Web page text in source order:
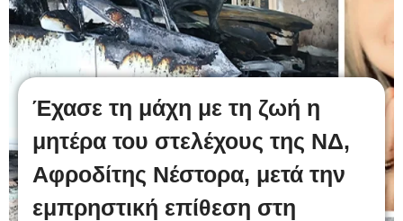
Έχασε τη μάχη με τη ζωή η
μητέρα του στελέχους της ΝΔ,
Αφροδίτης Νέστορα, μετά την
εμπρηστική επίθεση στη